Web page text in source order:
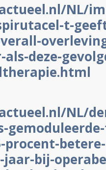
NL/
t-
deze-
NL/
procent-
jaar-bij-